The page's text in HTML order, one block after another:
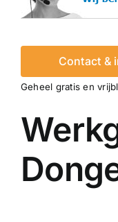
Contact &
Geheel gratis en